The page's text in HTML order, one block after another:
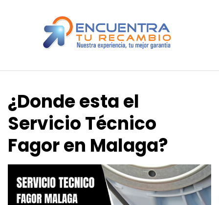
¿Donde esta el
Servicio Técnico
Fagor en Malaga?